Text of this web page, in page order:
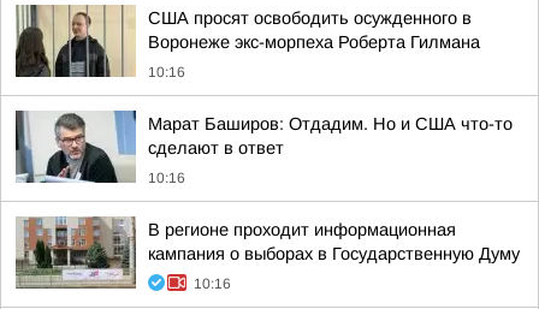
США просят освободить осужденного в
Воронеже экс-морпеха Роберта Гилмана
10:16
Марат Баширов: Отдадим. Но и США что-то
сделают в ответ
10:16
В регионе проходит информационная
кампания о выборах в Государственную Думу
10:16